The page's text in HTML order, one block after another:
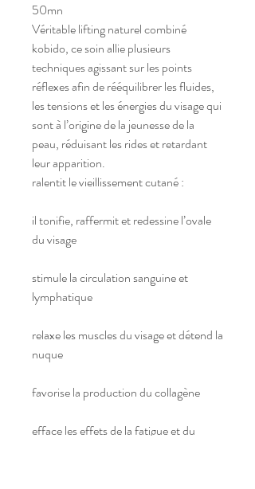
50mn
Véritable lifting naturel combiné
kobido, ce soin allie plusieurs
techniques agissant sur les points
réflexes afin de rééquilibrer les fluides,
les tensions et les énergies du visage qui
sont à l’origine de la jeunesse de la
peau, réduisant les rides et retardant
leur apparition.
ralentit le vieillissement cutané :
il tonifie, raffermit et redessine l’ovale
du visage
stimule la circulation sanguine et
lymphatique
relaxe les muscles du visage et détend la
nuque
favorise la production du collagène
efface les effets de la fatigue et du